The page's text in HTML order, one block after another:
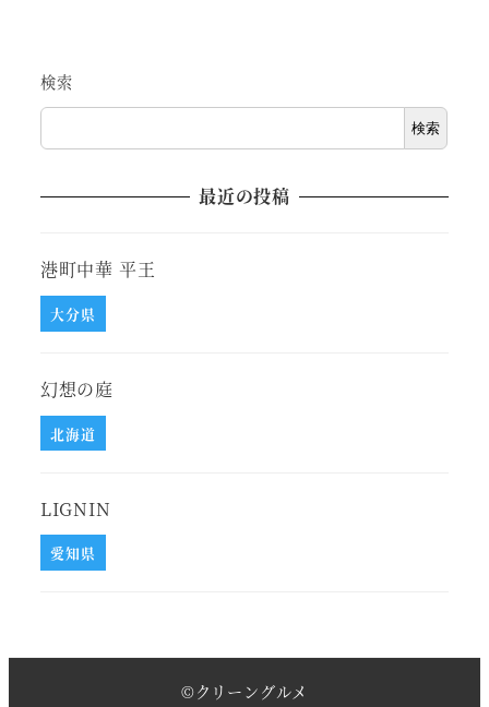
検索
検索
最近の投稿
港町中華 平王
大分県
幻想の庭
北海道
LIGNIN
愛知県
©クリーングルメ